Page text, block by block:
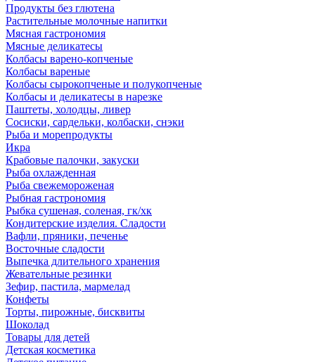
Продукты без глютена
Растительные молочные напитки
Мясная гастрономия
Мясные деликатесы
Колбасы варено-копченые
Колбасы вареные
Колбасы сырокопченые и полукопченые
Колбасы и деликатесы в нарезке
Паштеты, холодцы, ливер
Сосиски, сардельки, колбаски, снэки
Рыба и морепродукты
Икра
Крабовые палочки, закуски
Рыба охлажденная
Рыба свежемороженая
Рыбная гастрономия
Рыбка сушеная, соленая, гк/хк
Кондитерские изделия. Сладости
Вафли, пряники, печенье
Восточные сладости
Выпечка длительного хранения
Жевательные резинки
Зефир, пастила, мармелад
Конфеты
Торты, пирожные, бисквиты
Шоколад
Товары для детей
Детская косметика